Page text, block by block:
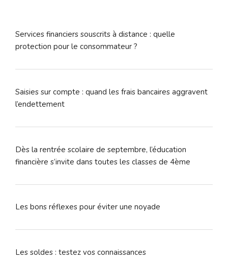
Services financiers souscrits à distance : quelle
protection pour le consommateur ?
Saisies sur compte : quand les frais bancaires aggravent
l’endettement
Dès la rentrée scolaire de septembre, l’éducation
financière s’invite dans toutes les classes de 4ème
Les bons réflexes pour éviter une noyade
Les soldes : testez vos connaissances